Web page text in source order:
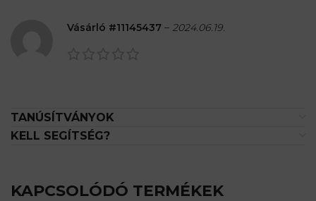
Vásárló #11145437 – 2024.06.19.
TANÚSÍTVÁNYOK
KELL SEGÍTSÉG?
KAPCSOLÓDÓ TERMÉKEK